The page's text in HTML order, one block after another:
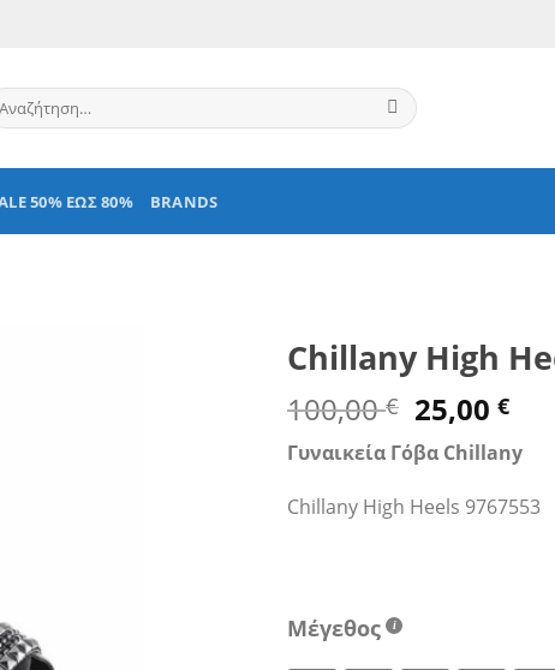
50% ΕΩΣ 80% BRANDS
Chillany High
100,00€ Original
price
was:
100,00 €.
25,00€Η
τιμή
Γυναικεία Γόβα Chillany
Chillany High Heels 9767553
Μέγεθος